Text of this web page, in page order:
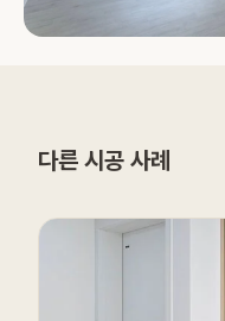
다른 시공 사례